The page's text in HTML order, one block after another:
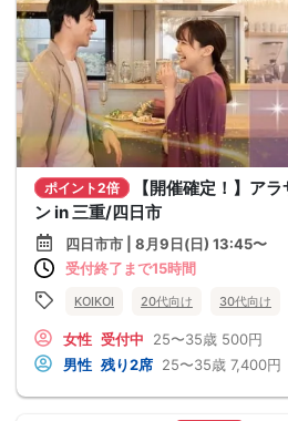
ポイント2倍
【開催確定！】ア
ン in 三重/四日市
四日市市 | 8月9日(日) 13:45〜
受付終了まで15時間
KOIKOI 20代向け 30代向け
女性 受付中 25〜35歳 500円
男性 残り2席 25〜35歳 7,400円